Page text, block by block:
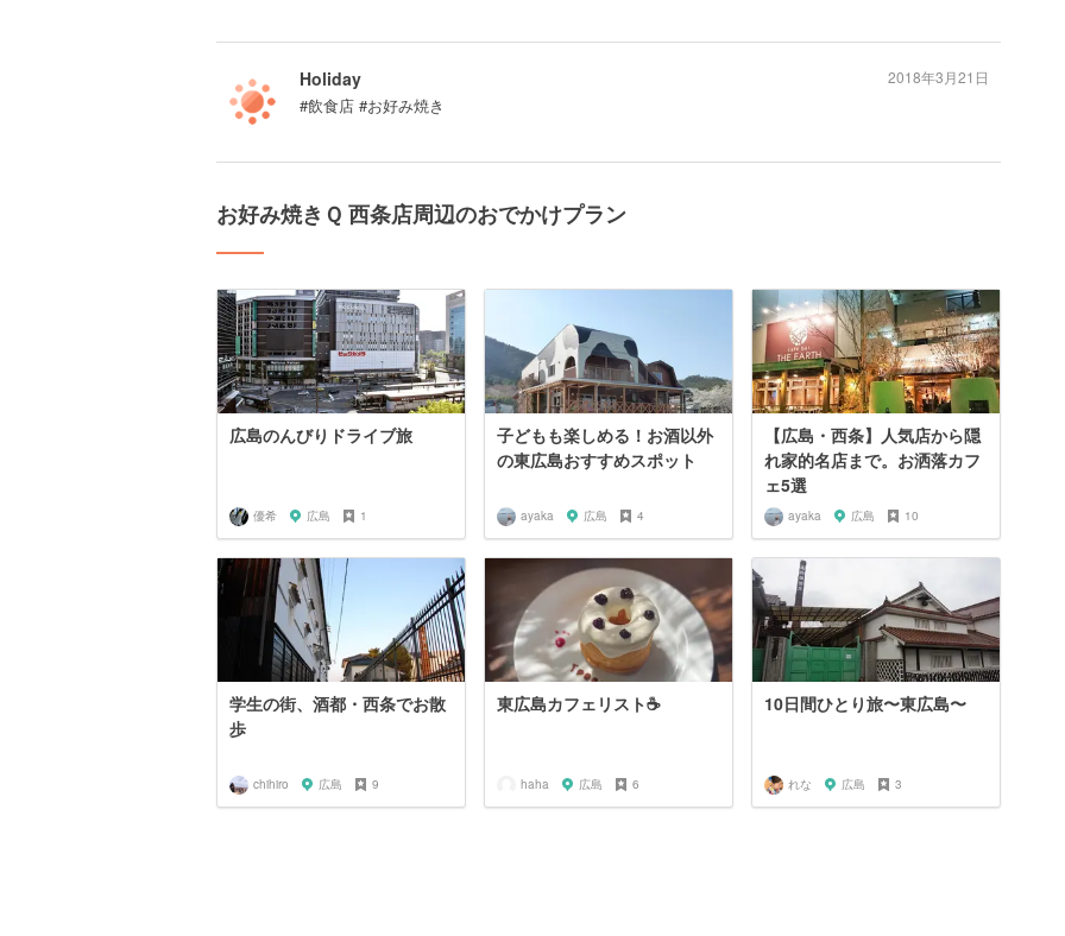
Holiday
#飲食店 #お好み焼き
2018年3月21日
お好み焼きＱ 西条店周辺のおでかけプラン
広島のんびりドライブ旅
優希 広島 1
子どもも楽しめる！お酒以外
の東広島おすすめスポット
ayaka 広島 4
【広島・西条】人気店から隠
れ家的名店まで。お洒落カフ
ェ5選
ayaka 広島 10
学生の街、酒都・西条でお散
歩
chihiro 広島 9
東広島カフェリスト☕️
haha 広島 6
10日間ひとり旅〜東広島〜
れな 広島 3